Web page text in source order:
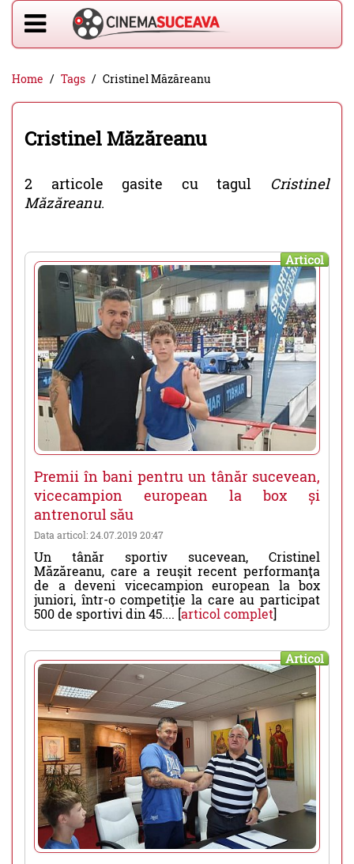
Home Tags Cristinel Măzăreanu
Cristinel Măzăreanu
2 articole gasite cu tagul Cristinel
Măzăreanu.
Articol
Premii în bani pentru un tânăr sucevean,
vicecampion european la box și
antrenorul său
Data articol: 24.07.2019 20:47
Un tânăr sportiv sucevean, Cristinel
Măzăreanu, care a reuşit recent performanţa
de a deveni vicecampion european la box
juniori, într-o competiţie la care au participat
500 de sportivi din 45.... [articol complet]
Articol